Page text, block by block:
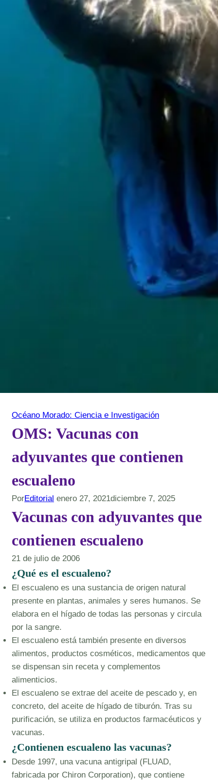
Océano Morado: Ciencia e Investigación
OMS: Vacunas con
adyuvantes que contienen
escualeno
PorEditorial enero 27, 2021diciembre 7, 2025
Vacunas con adyuvantes que
contienen escualeno
21 de julio de 2006
¿Qué es el escualeno?
El escualeno es una sustancia de origen natural
presente en plantas, animales y seres humanos. Se
elabora en el hígado de todas las personas y circula
por la sangre.
El escualeno está también presente en diversos
alimentos, productos cosméticos, medicamentos que
se dispensan sin receta y complementos
alimenticios.
El escualeno se extrae del aceite de pescado y, en
concreto, del aceite de hígado de tiburón. Tras su
purificación, se utiliza en productos farmacéuticos y
vacunas.
¿Contienen escualeno las vacunas?
Desde 1997, una vacuna antigripal (FLUAD,
fabricada por Chiron Corporation), que contiene